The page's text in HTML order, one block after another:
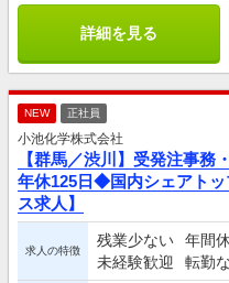
詳細を見る
NEW 正社員
小池化学株式会社
【群馬／渋川】受発注事
年休125日◆国内シェアト
ス求人】
求人の特徴
残業少ない 年間
未経験歓迎
転勤